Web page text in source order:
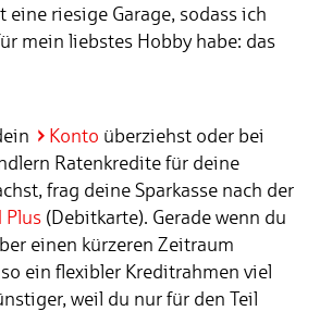
eine riesige Garage, sodass ich
mein liebstes Hobby habe: das
Konto überziehst oder bei
Ratenkredite für deine
frag deine Sparkasse nach der
Plus (Debitkarte). Gerade wenn du
einen kürzeren Zeitraum
ein flexibler Kreditrahmen viel
weil du nur für den Teil